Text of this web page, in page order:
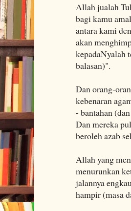
Allah jualah
bagi kamu
antara kami
akan
kepadaNyalah
balasan)".
Dan orang-
kebenaran
- bantahan
Dan mereka
beroleh azab
Allah yang
menurunkan
jalannya
hampir (masa